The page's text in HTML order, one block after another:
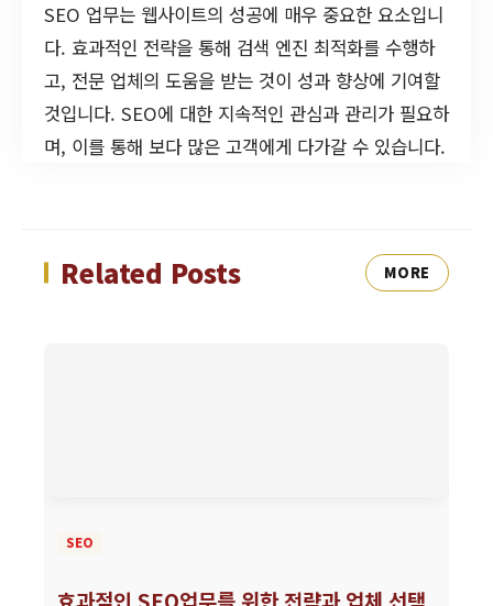
SEO 업무는 웹사이트의 성공에 매우 중요한 요소입니
다. 효과적인 전략을 통해 검색 엔진 최적화를 수행하
고, 전문 업체의 도움을 받는 것이 성과 향상에 기여할
것입니다. SEO에 대한 지속적인 관심과 관리가 필요하
며, 이를 통해 보다 많은 고객에게 다가갈 수 있습니다.
Related Posts MORE
SEO
효과적인 SEO업무를 위한 전략과 업체 선택